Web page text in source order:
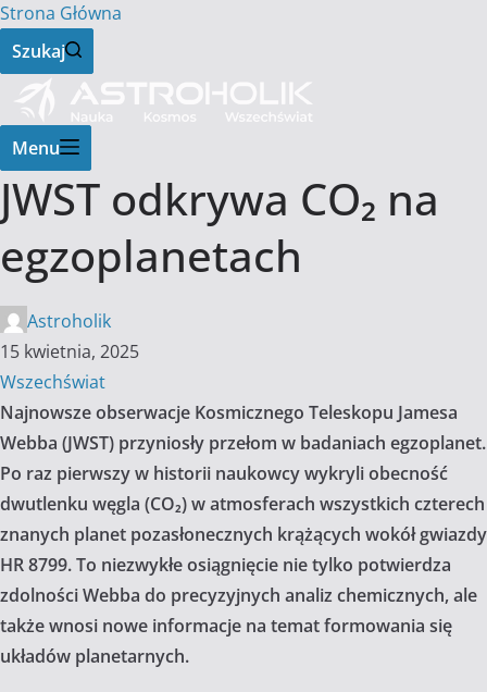
Strona Główna
Szukaj
Menu
JWST odkrywa CO₂ na
egzoplanetach
Astroholik
15 kwietnia, 2025
Wszechświat
Najnowsze obserwacje Kosmicznego Teleskopu Jamesa
Webba (JWST) przyniosły przełom w badaniach egzoplanet.
Po raz pierwszy w historii naukowcy wykryli obecność
dwutlenku węgla (CO₂) w atmosferach wszystkich czterech
znanych planet pozasłonecznych krążących wokół gwiazdy
HR 8799. To niezwykłe osiągnięcie nie tylko potwierdza
zdolności Webba do precyzyjnych analiz chemicznych, ale
także wnosi nowe informacje na temat formowania się
układów planetarnych.